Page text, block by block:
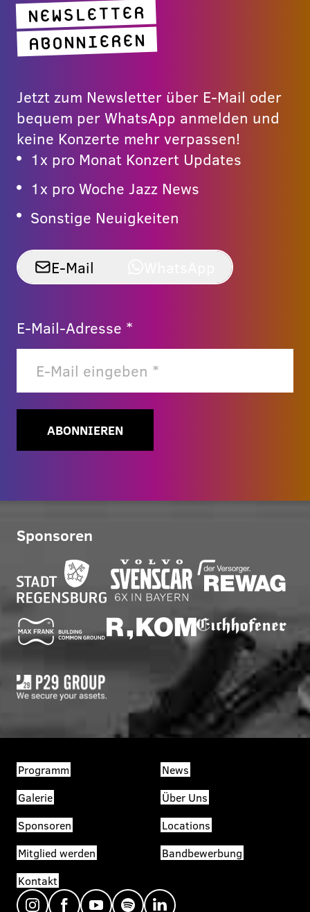
NEWSLETTER
ABONNIEREN
Jetzt zum Newsletter über E-Mail oder
bequem per WhatsApp anmelden und
keine Konzerte mehr verpassen!
1x pro Monat Konzert Updates
1x pro Woche Jazz News
Sonstige Neuigkeiten
E-Mail
E-Mail-Adresse *
ABONNIEREN
Sponsoren
Programm
News
Galerie
Über Uns
Sponsoren
Locations
Mitglied werden
Bandbewerbung
Kontakt